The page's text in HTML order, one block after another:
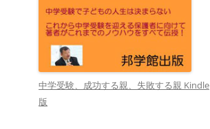
中学受験、成功する親、失敗する親 Kindle
版